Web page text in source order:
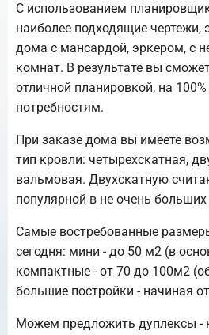
С использованием
наиболее подходящие
дома с мансардой, эркером, с
комнат. В результате вы
отличной планировкой, на
потребностям.
При заказе дома вы имеете
тип кровли: четырехскатная,
вальмовая. Двухскатную
популярной в не очень
Самые востребованные
сегодня: мини - до 50 м2 (в
компактные - от 70 до 100м2
большие постройки - начиная
Можем предложить дуплексы -